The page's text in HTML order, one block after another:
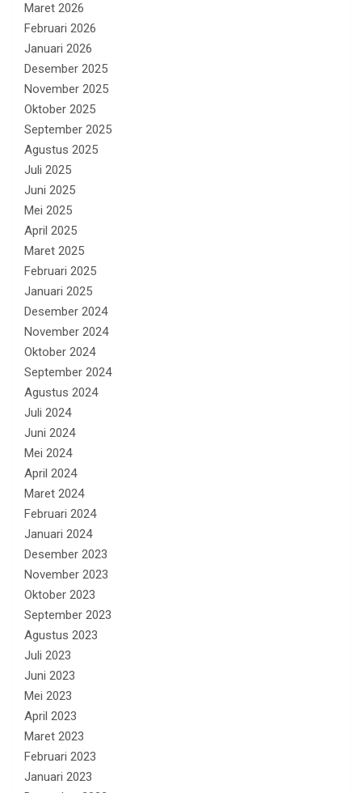
Maret 2026
Februari 2026
Januari 2026
Desember 2025
November 2025
Oktober 2025
September 2025
Agustus 2025
Juli 2025
Juni 2025
Mei 2025
April 2025
Maret 2025
Februari 2025
Januari 2025
Desember 2024
November 2024
Oktober 2024
September 2024
Agustus 2024
Juli 2024
Juni 2024
Mei 2024
April 2024
Maret 2024
Februari 2024
Januari 2024
Desember 2023
November 2023
Oktober 2023
September 2023
Agustus 2023
Juli 2023
Juni 2023
Mei 2023
April 2023
Maret 2023
Februari 2023
Januari 2023